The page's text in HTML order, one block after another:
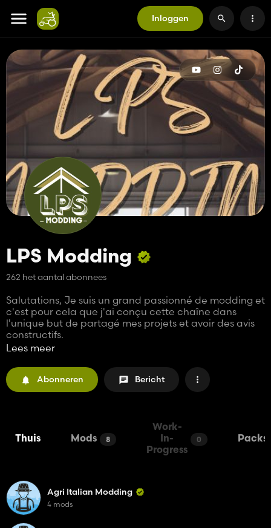
Inloggen
LPS Modding
262 het aantal abonnees
Salutations, Je suis un grand passionné de modding et
c'est pour cela que j'ai conçu cette chaîne dans
l'unique but de partagé mes projets et avoir des avis
constructifs.
Ici, vous trouverez mes réalisations de bâtiments
pour Farming Simulator.
Dernière chose à savoir le pseudo n'est pas laissé au
hasard : L pour loisir, P pour partage et S pour
Lees meer
Abonneren Bericht
Thuis Mods 8
Work-
In-
Progress
0 Packs
Agri Italian Modding
4 mods